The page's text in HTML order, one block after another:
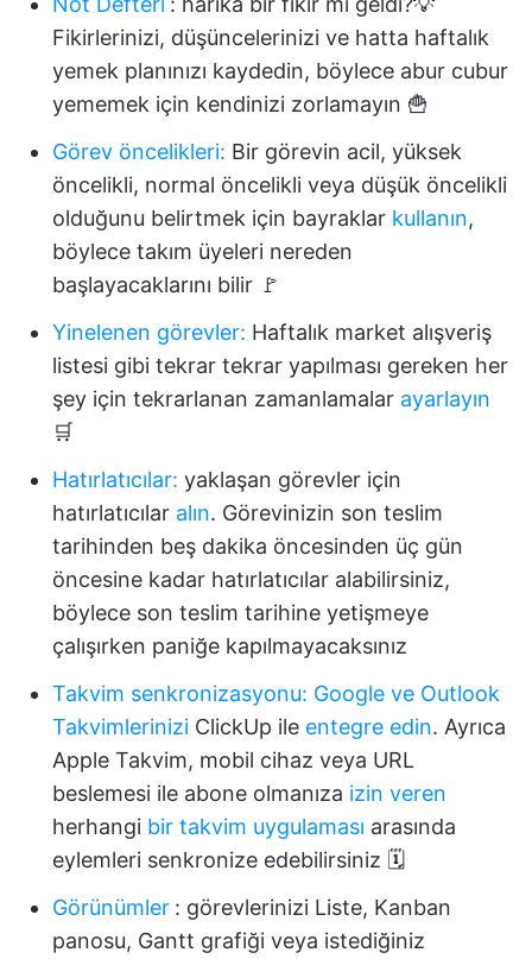
Fikirlerinizi, düşüncelerinizi ve hatta haftalık
yemek planınızı kaydedin, böylece abur cubur
yememek için kendinizi zorlamayın 🍟
Görev öncelikleri: Bir görevin acil, yüksek
öncelikli, normal öncelikli veya düşük öncelikli
olduğunu belirtmek için bayraklar kullanın,
böylece takım üyeleri nereden
başlayacaklarını bilir 🚩
Yinelenen görevler: Haftalık market alışveriş
listesi gibi tekrar tekrar yapılması gereken her
şey için tekrarlanan zamanlamalar ayarlayın
🛒
Hatırlatıcılar: yaklaşan görevler için
hatırlatıcılar alın. Görevinizin son teslim
tarihinden beş dakika öncesinden üç gün
öncesine kadar hatırlatıcılar alabilirsiniz,
böylece son teslim tarihine yetişmeye
çalışırken paniğe kapılmayacaksınız
Takvim senkronizasyonu: Google ve Outlook
Takvimlerinizi ClickUp ile entegre edin. Ayrıca
Apple Takvim, mobil cihaz veya URL
beslemesi ile abone olmanıza izin veren
herhangi bir takvim uygulaması arasında
eylemleri senkronize edebilirsiniz 🗓
Görünümler : görevlerinizi Liste, Kanban
panosu, Gantt grafiği veya istediğiniz